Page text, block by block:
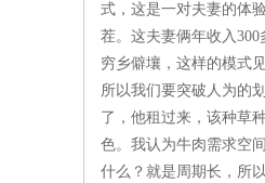
式，这是一对夫妻的体
茬。这夫妻俩年收入
穷乡僻壤，这样的模式
所以我们要突破人为的
了，他租过来，该种草
色。我认为牛肉需求空
什么？就是周期长，所